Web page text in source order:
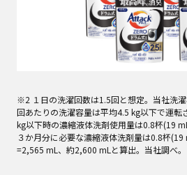
※2 １日の洗濯回数は1.5回と想定。当社洗
回あたりの洗濯容量は平均4.5 kg以下で運転
kg以下時の濃縮液体洗剤使用量は0.8杯(19
３か月分に必要な濃縮液体洗剤量は0.8杯
=2,565 mL、約2,600 mLと算出。当社調べ。